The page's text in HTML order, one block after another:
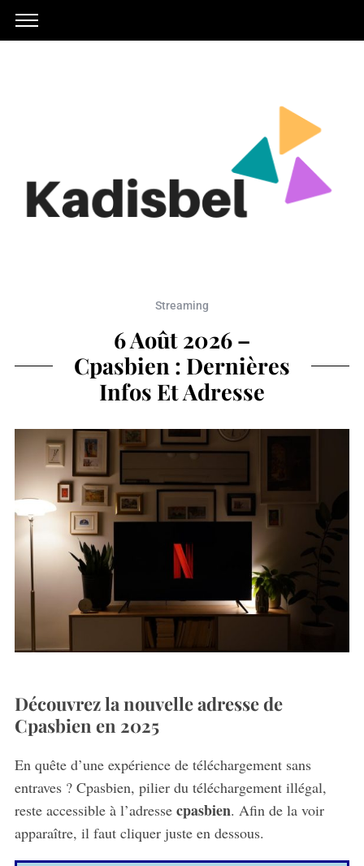
Streaming
6 Août 2026 –
Cpasbien : Dernières
Infos Et Adresse
Découvrez la nouvelle adresse de
Cpasbien en 2025
En quête d’une expérience de téléchargement sans
entraves ? Cpasbien, pilier du téléchargement illégal,
reste accessible à l’adresse cpasbien. Afin de la voir
apparaître, il faut cliquer juste en dessous.